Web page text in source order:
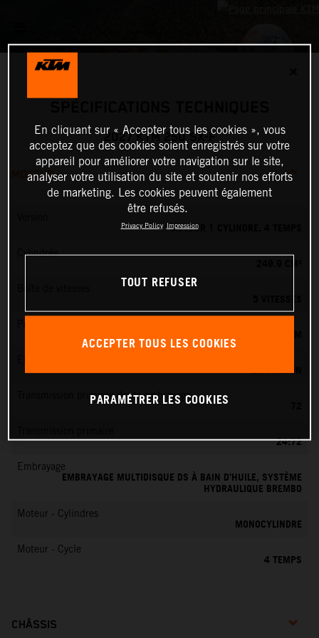
2027 KTM 250 SX-F
MOTEUR
MOTEUR 1 CYLINDRE, 4 TEMPS
Cylindrée
KEIHIN EFI, CORPS DE PAPILLON 44 MM
EMS KEIHIN
Transmission primaire dents embrayage
24:72
Embrayage
EMBRAYAGE MULTIDISQUE DS À BAIN D’HUILE, SYSTÈME
HYDRAULIQUE BREMBO
Moteur - Cylindres
MONOCYLINDRE
Moteur - Cycle
4 TEMPS
CHÂSSIS
En cliquant sur « Accepter tous les cookies », vous
acceptez que des cookies soient enregistrés sur votre
appareil pour améliorer votre navigation sur le site,
analyser votre utilisation du site et soutenir nos efforts
de marketing. Les cookies peuvent également
être refusés.
Privacy Policy Impression
TOUT REFUSER
ACCEPTER TOUS LES COOKIES
PARAMÉTRER LES COOKIES